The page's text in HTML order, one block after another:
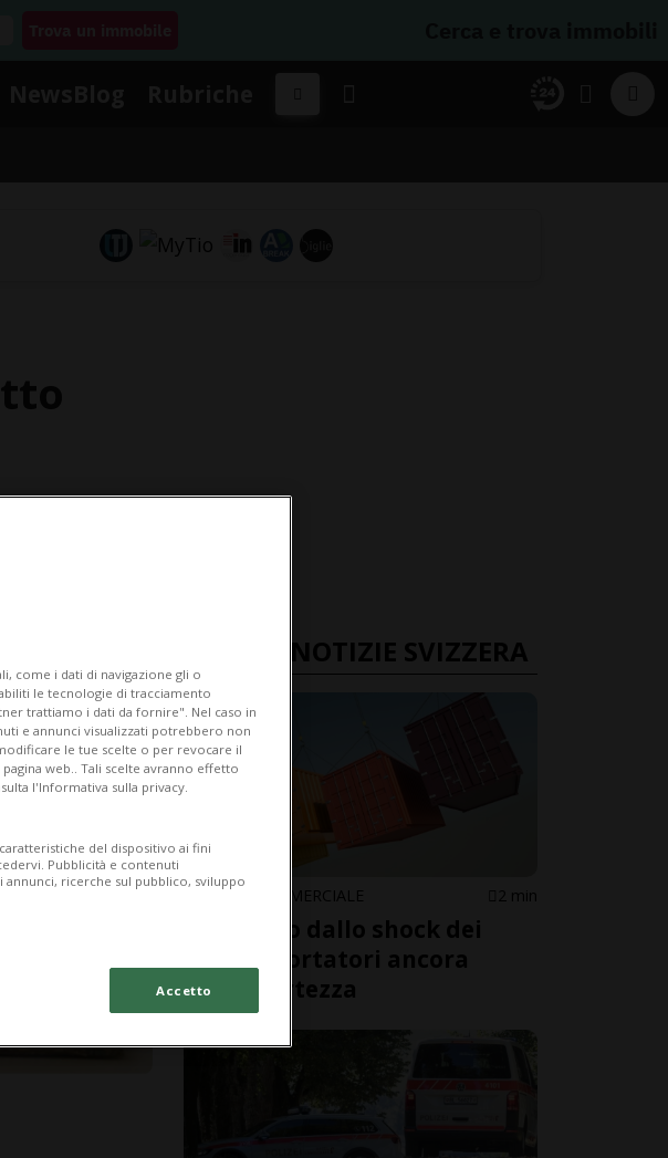
ULTIME NOTIZIE SVIZZERA
GUERRA COMMERCIALE 2 min
A un anno dallo shock dei
dazi, esportatori ancora
nell'incertezza
come i dati di navigazione gli o
le tecnologie di tracciamento
trattiamo i dati da fornire". Nel caso in
e annunci visualizzati potrebbero non
le tue scelte o per revocare il
web.. Tali scelte avranno effetto
l'Informativa sulla privacy.
del dispositivo ai fini
Pubblicità e contenuti
ricerche sul pubblico, sviluppo
Accetto